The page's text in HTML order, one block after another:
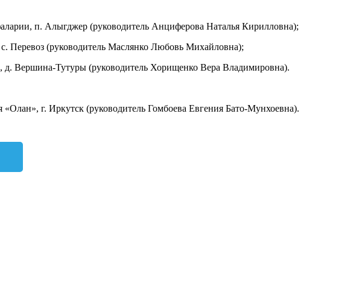
п. Алыгджер (руководитель Анциферова Наталья Кирилловна);
Перевоз (руководитель Маслянко Любовь Михайловна);
Вершина-Тутуры (руководитель Хорищенко Вера Владимировна).
г. Иркутск (руководитель Гомбоева Евгения Бато-Мунхоевна).